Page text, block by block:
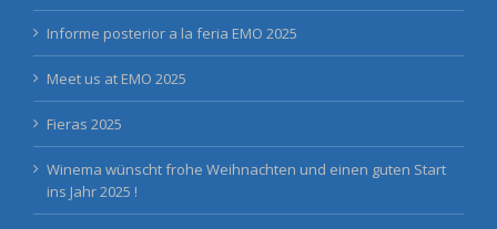
Informe posterior a la feria EMO 2025
Meet us at EMO 2025
Fieras 2025
Winema wünscht frohe Weihnachten und einen guten Start
ins Jahr 2025 !